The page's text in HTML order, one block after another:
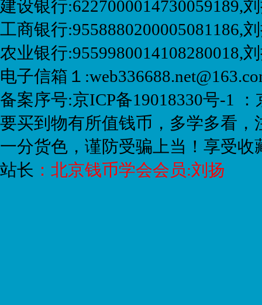
建设银行:6227000014730059189,
工商银行:9558880200005081186,
农业银行:9559980014108280018,
电子信箱１
备案序号:京ICP备19018330号-1
要买到物有所值钱币，多学多看
一分货色，谨防受骗上当！享受收
站长 ： 北京钱币学会会员:刘扬